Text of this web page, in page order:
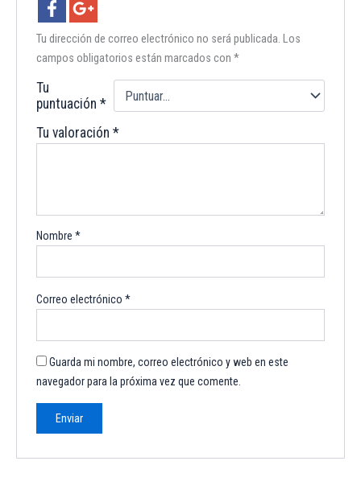
Tu dirección de correo electrónico no será publicada. Los
campos obligatorios están marcados con*
Tu
puntuación*
Tu valoración*
Nombre*
Correo electrónico*
Guarda mi nombre, correo electrónico y web en este
navegador para la próxima vez que comente.